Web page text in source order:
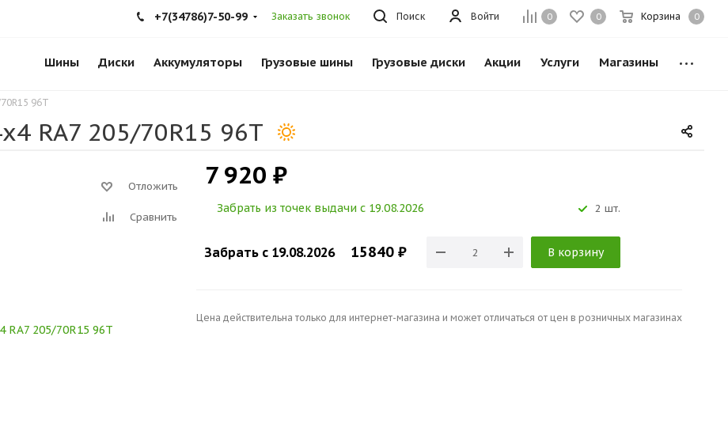
0 0 Корзина 0
Войти
Поиск
+7(34786)7-50-99 Заказать звонок
Шины Диски Аккумуляторы Грузовые шины Грузовые диски Акции Услуги Магазины
96T
RA7 205/70R15 96T
Отложить
Сравнить
7 920 ₽
Забрать из точек выдачи c 19.08.2026 2 шт.
Забрать c 19.08.2026 15840 ₽ В корзину
Цена действительна только для интернет-магазина и может отличаться от цен в розничных магазинах